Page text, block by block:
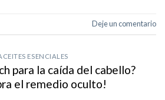
Deje un comentario
ESENCIALES
para la caída del cabello?
el remedio oculto!